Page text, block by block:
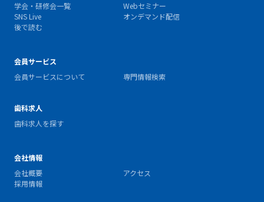
学会・研修会一覧
Webセミナー
SNS Live
オンデマンド配信
後で読む
会員サービス
会員サービスについて
専門情報検索
歯科求人
歯科求人を探す
会社情報
会社概要
アクセス
採用情報